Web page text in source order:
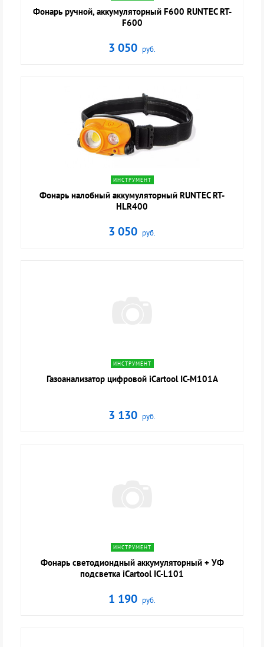
Фонарь ручной, аккумуляторный F600 RUNTEC RT-
F600
3 050 руб.
ИНСТРУМЕНТ
Фонарь налобный аккумуляторный RUNTEC RT-
HLR400
3 050 руб.
ИНСТРУМЕНТ
Газоанализатор цифровой iCartool IC-M101A
3 130 руб.
ИНСТРУМЕНТ
Фонарь светодиондный аккумуляторный + УФ
подсветка iCartool IC-L101
1 190 руб.